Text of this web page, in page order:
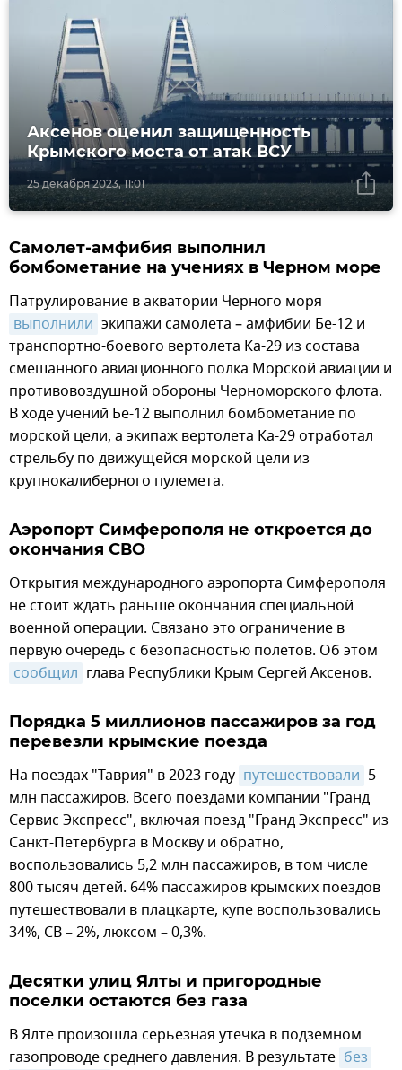
25 декабря 2023, 11:01
Аксенов оценил защищенность
Крымского моста от атак ВСУ
Самолет-амфибия выполнил
бомбометание на учениях в Черном море
Патрулирование в акватории Черного моря
выполнили экипажи самолета – амфибии Бе-12 и
транспортно-боевого вертолета Ка-29 из состава
смешанного авиационного полка Морской авиации и
противовоздушной обороны Черноморского флота.
В ходе учений Бе-12 выполнил бомбометание по
морской цели, а экипаж вертолета Ка-29 отработал
стрельбу по движущейся морской цели из
крупнокалиберного пулемета.
Аэропорт Симферополя не откроется до
окончания СВО
Открытия международного аэропорта Симферополя
не стоит ждать раньше окончания специальной
военной операции. Связано это ограничение в
первую очередь с безопасностью полетов. Об этом
сообщил глава Республики Крым Сергей Аксенов.
Порядка 5 миллионов пассажиров за год
перевезли крымские поезда
На поездах "Таврия" в 2023 году путешествовали 5
млн пассажиров. Всего поездами компании "Гранд
Сервис Экспресс", включая поезд "Гранд Экспресс" из
Санкт-Петербурга в Москву и обратно,
воспользовались 5,2 млн пассажиров, в том числе
800 тысяч детей. 64% пассажиров крымских поездов
путешествовали в плацкарте, купе воспользовались
34%, СВ – 2%, люксом – 0,3%.
Десятки улиц Ялты и пригородные
поселки остаются без газа
В Ялте произошла серьезная утечка в подземном
газопроводе среднего давления. В результате без